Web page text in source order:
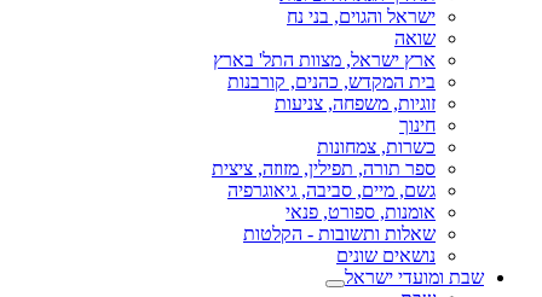
ישראל והגוים, בני נח
שואה
ארץ ישראל, מצוות התל' בארץ
בית המקדש, כהנים, קורבנות
זוגיות, משפחה, צניעות
חינוך
כשרות, צמחונות
ספר תורה, תפילין, מזוזה, ציצית
גשם, מיים, סביבה, גיאוגרפיה
אומנות, ספורט, פנאי
שאלות ותשובות - הקלטות
נושאים שונים
שבת ומועדי ישראל